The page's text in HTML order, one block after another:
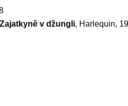
v džungli, Harlequin,